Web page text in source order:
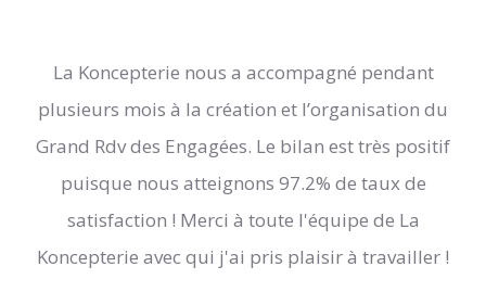
La Koncepterie nous a accompagné pendant
plusieurs mois à la création et l’organisation du
Grand Rdv des Engagées. Le bilan est très positif
puisque nous atteignons 97.2% de taux de
satisfaction ! Merci à toute l'équipe de La
Koncepterie avec qui j'ai pris plaisir à travailler !